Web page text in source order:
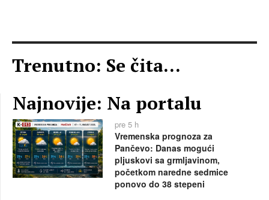
Trenutno: Se čita...
Najnovije: Na portalu
pre 5 h
Vremenska prognoza za
Pančevo: Danas mogući
pljuskovi sa grmljavinom,
početkom naredne sedmice
ponovo do 38 stepeni